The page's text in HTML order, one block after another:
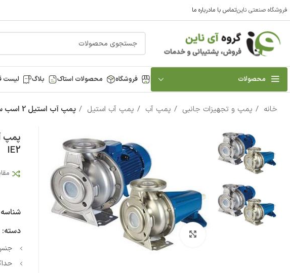
فروشگاه صنعتی ناینتماس با مادرباره ما
محصولات فروشگاه محصولات استاک بلاگ لیست
خانه پمپ و تجهیزات جانبی پمپ آب پمپ آب استیل پمپ آب استيل 2 اسب سه فاز ابارا مدل 3LM/E 32-160 1.5 IE2
بزرگنمایی تصویر
IE2
دسته:
حداکثر